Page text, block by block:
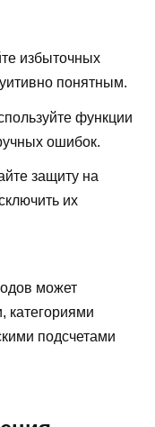
избыточных
понятным.
функции
ошибок.
защиту на
их
может
категориями
подсчетами